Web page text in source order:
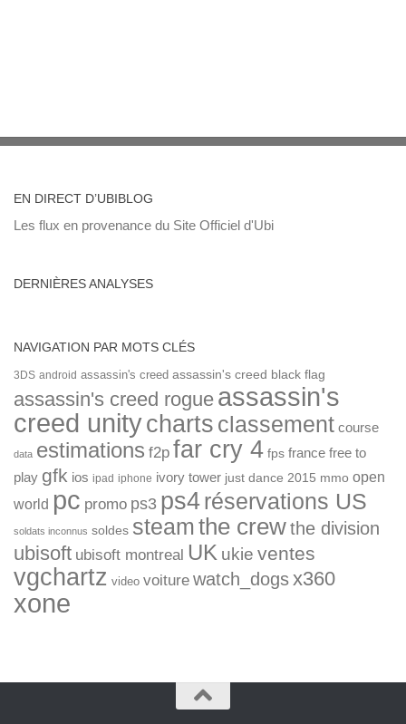
EN DIRECT D’UBIBLOG
Les flux en provenance du Site Officiel d'Ubi
DERNIÈRES ANALYSES
NAVIGATION PAR MOTS CLÉS
3DS android assassin's creed assassin's creed black flag
assassin's creed rogue assassin's
creed unitycharts classement course
data estimations f2p far cry 4 fps france free to
play gfk ios ipad iphone ivory tower just dance 2015 mmo open
world pc promo ps3 ps4réservations US
soldats inconnus soldes steamthe crewthe division
ubisoft ubisoft montreal UK ukie ventes
vgchartz video voiture watch_dogsx360
xone